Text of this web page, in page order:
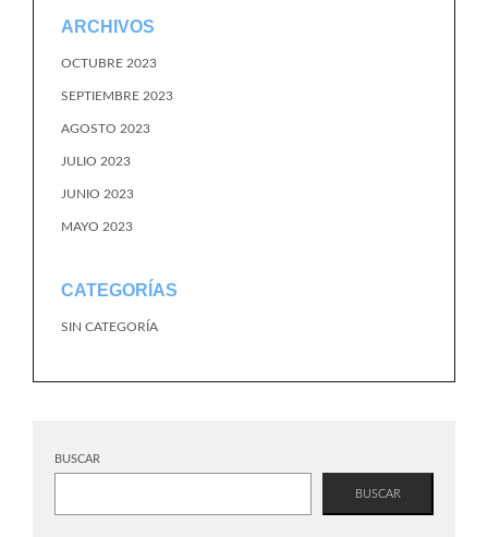
ARCHIVOS
OCTUBRE 2023
SEPTIEMBRE 2023
AGOSTO 2023
JULIO 2023
JUNIO 2023
MAYO 2023
CATEGORÍAS
SIN CATEGORÍA
BUSCAR
BUSCAR